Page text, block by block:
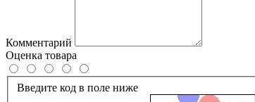
Комментарий
Оценка товара
Введите код в поле ниже